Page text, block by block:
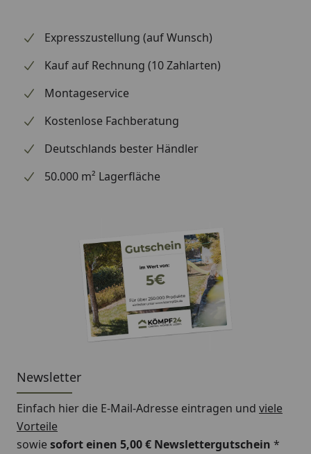
Abkürzungskabel verwendet werden können.
Smartphone- und Alexa-Konnektivität
Der Miimo lässt sich per Fernzugriff über ein
Smartphone oder Alexa bequem von überall auf der
Welt aus steuern.
Expresszustellung (auf Wunsch)
Kauf auf Rechnung (10 Zahlarten)
Montageservice
Kostenlose Fachberatung
Deutschlands bester Händler
50.000 m² Lagerfläche
Newsletter
Einfach hier die E-Mail-Adresse eintragen und viele
Vorteile
sowiesofort einen 5,00 € Newslettergutschein *